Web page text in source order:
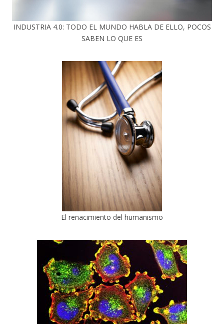
INDUSTRIA 4.0: TODO EL MUNDO HABLA DE ELLO, POCOS
SABEN LO QUE ES
El renacimiento del humanismo